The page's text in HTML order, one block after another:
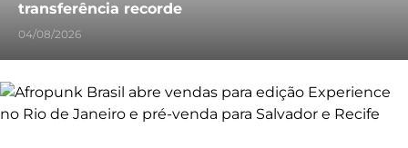
transferência recorde
04/08/2026